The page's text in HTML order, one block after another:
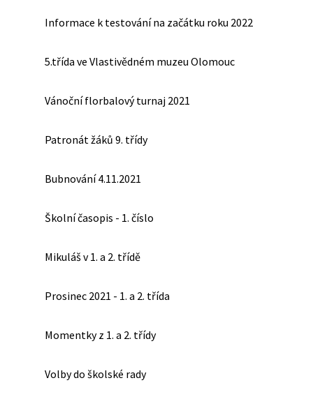
Informace k testování na začátku roku 2022
5.třída ve Vlastivědném muzeu Olomouc
Vánoční florbalový turnaj 2021
Patronát žáků 9. třídy
Bubnování 4.11.2021
Školní časopis - 1. číslo
Mikuláš v 1. a 2. třídě
Prosinec 2021 - 1. a 2. třída
Momentky z 1. a 2. třídy
Volby do školské rady